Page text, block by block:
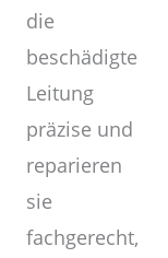
die
beschädigte
Leitung
präzise und
reparieren
sie
fachgerecht,